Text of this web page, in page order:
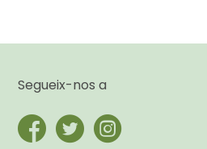
Segueix-nos a